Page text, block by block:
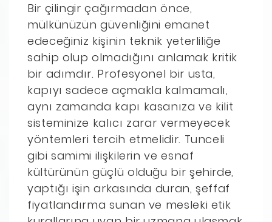
Bir çilingir çağırmadan önce,
mülkünüzün güvenliğini emanet
edeceğiniz kişinin teknik yeterliliğe
sahip olup olmadığını anlamak kritik
bir adımdır. Profesyonel bir usta,
kapıyı sadece açmakla kalmamalı,
aynı zamanda kapı kasanıza ve kilit
sisteminize kalıcı zarar vermeyecek
yöntemleri tercih etmelidir. Tunceli
gibi samimi ilişkilerin ve esnaf
kültürünün güçlü olduğu bir şehirde,
yaptığı işin arkasında duran, şeffaf
fiyatlandırma sunan ve mesleki etik